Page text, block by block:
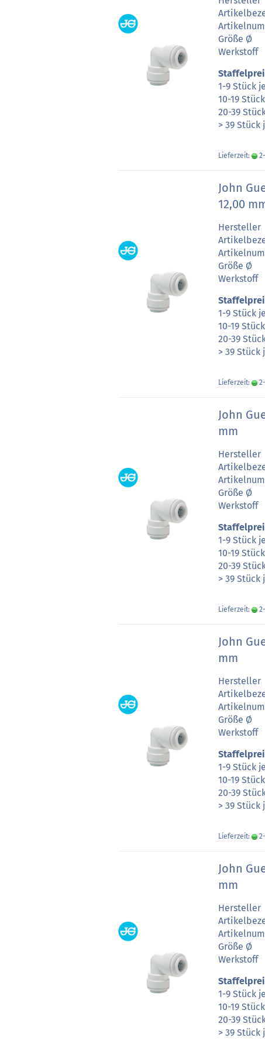
Größe Ø
Werkstoff
1-9 Stück
10-19
20-39
> 39 Stück
Lieferzeit:
John
12,00
Hersteller
Größe Ø
Werkstoff
1-9 Stück
10-19
20-39
> 39 Stück
Lieferzeit:
John
mm
Hersteller
Größe Ø
Werkstoff
1-9 Stück
10-19
20-39
> 39 Stück
Lieferzeit:
John
mm
Hersteller
Größe Ø
Werkstoff
1-9 Stück
10-19
20-39
> 39 Stück
Lieferzeit:
John
mm
Hersteller
Größe Ø
Werkstoff
1-9 Stück
10-19
20-39
> 39 Stück